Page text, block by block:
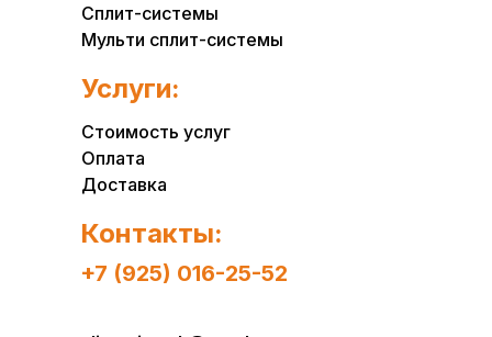
Сплит-системы
Мульти сплит-системы
Стоимость услуг
Оплата
Доставка
Услуги:
+7 (925) 016-25-52
Контакты: